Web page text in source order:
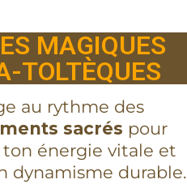
MAGIQUES
TOLTÈQUES
au rythme des
sacrés pour
énergie vitale et
dynamisme durable.